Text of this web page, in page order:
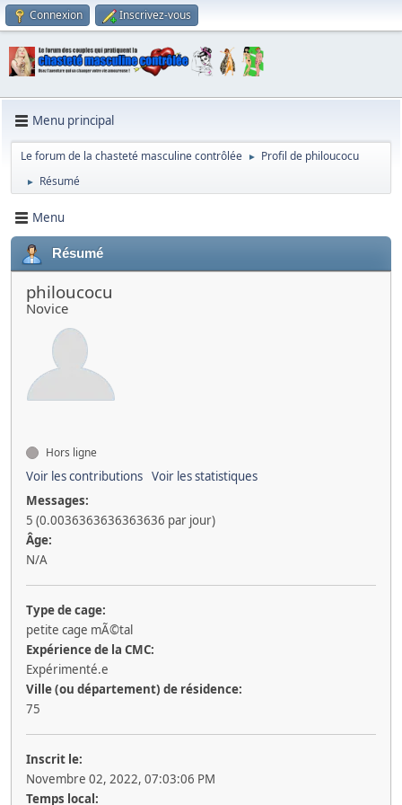
Connexion Inscrivez-vous
Menu principal
Le forum de la chasteté masculine contrôlée ► Profil de philoucocu
► Résumé
Menu
Résumé
philoucocu
Novice
Hors ligne
Voir les contributions Voir les statistiques
Messages:
5 (0.0036363636363636 par jour)
Âge:
N/A
Type de cage:
petite cage mÃ©tal
Expérience de la CMC:
Expérimenté.e
Ville (ou département) de résidence:
75
Inscrit le:
Novembre 02, 2022, 07:03:06 PM
Temps local: